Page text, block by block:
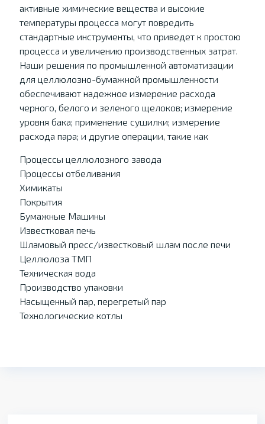
активные химические вещества и высокие
температуры процесса могут повредить
стандартные инструменты, что приведет к простою
процесса и увеличению производственных затрат.
Наши решения по промышленной автоматизации
для целлюлозно-бумажной промышленности
обеспечивают надежное измерение расхода
черного, белого и зеленого щелоков; измерение
уровня бака; применение сушилки; измерение
расхода пара; и другие операции, такие как
Процессы целлюлозного завода
Процессы отбеливания
Химикаты
Покрытия
Бумажные Машины
Известковая печь
Шламовый пресс/известковый шлам после печи
Целлюлоза ТМП
Техническая вода
Производство упаковки
Насыщенный пар, перегретый пар
Технологические котлы